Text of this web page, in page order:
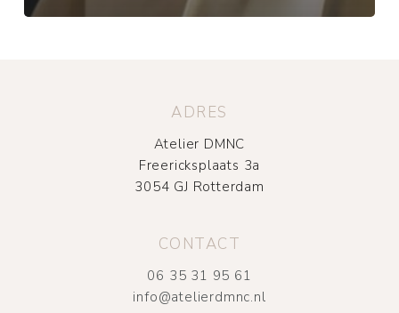
ADRES
Atelier DMNC
Freericksplaats 3a
3054 GJ Rotterdam
CONTACT
06 35 31 95 61
info@atelierdmnc.nl